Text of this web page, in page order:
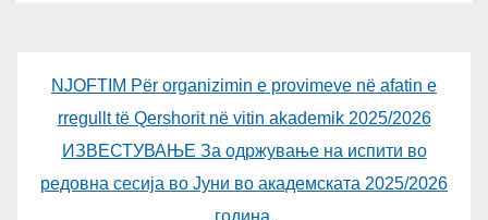
NJOFTIM Për organizimin e provimeve në afatin e
rregullt të Qershorit në vitin akademik 2025/2026
ИЗВЕСТУВАЊЕ За одржување на испити во
редовна сесија во Јуни во академската 2025/2026